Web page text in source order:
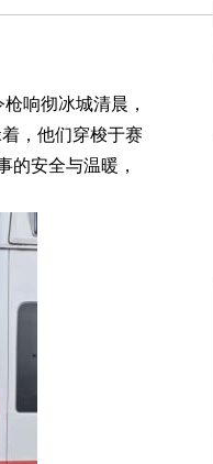
响彻冰城清晨，
，他们穿梭于赛
的安全与温暖，